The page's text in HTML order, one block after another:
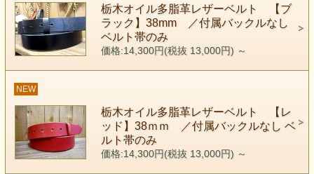
栃木オイル多脂革レザーベルト 【ブ
ラック】38mm ／付属バックルなし
ベルト帯のみ
価格:14,300円(税抜 13,000円) ～
NEW
栃木オイル多脂革レザーベルト 【レ
ッド】38ｍｍ ／付属バックルなし ベ
ルト帯のみ
価格:14,300円(税抜 13,000円) ～